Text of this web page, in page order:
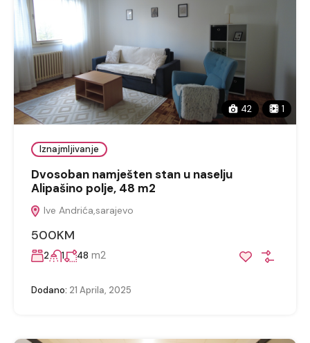
42 1
Iznajmljivanje
Dvosoban namješten stan u naselju
Alipašino polje, 48 m2
Ive Andrića,sarajevo
500KM
2 1 48 m2
Dodano: 21 Aprila, 2025